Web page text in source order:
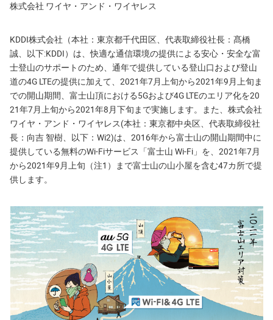
株式会社 ワイヤ・アンド・ワイヤレス
KDDI株式会社（本社：東京都千代田区、代表取締役社長：髙橋
誠、以下:KDDI）は、快適な通信環境の提供による安心・安全な富
士登山のサポートのため、通年で提供している登山口および登山
道の4G LTEの提供に加えて、2021年7月上旬から2021年9月上旬ま
での開山期間、富士山頂における5Gおよび4G LTEのエリア化を20
21年7月上旬から2021年8月下旬まで実施します。また、株式会社
ワイヤ・アンド・ワイヤレス(本社：東京都中央区、代表取締役社
長：向吉 智樹、以下：Wi2)は、2016年から富士山の開山期間中に
提供している無料のWi-Fiサービス「富士山 Wi-Fi」を、2021年7月
から2021年9月上旬（注1）まで富士山の山小屋を含む47カ所で提
供します。